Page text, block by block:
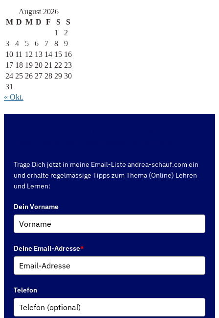
August 2026
M D M D F S
S
1
2
3
4 5 6 7 8
9
10 11 12 13 14 15 16
17 18 19 20 21 22 23
24 25 26 27 28 29 30
31
« Okt.
Trage Dich jetzt in meine Email-Liste andrea-schauf.com ein
und erhalte regelmässige Tipps zum Thema (Online) Lehren
und Lernen:
Dein Vorname
Deine Email-Adresse*
Telefon